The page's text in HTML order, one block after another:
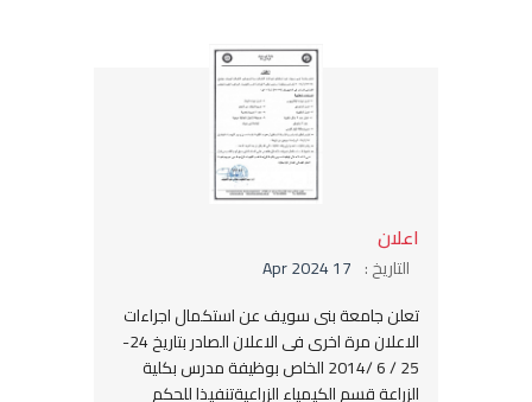
اعلان
التاريخ : 17 Apr 2024
تعلن جامعة بنى سويف عن استكمال اجراءات
الاعلان مرة اخرى فى الاعلان الصادر بتاريخ 24-
25 / 6 /2014 الخاص بوظيفة مدرس بكلية
الزراعة قسم الكيمياء الزراعيةتنفيذا للحكم